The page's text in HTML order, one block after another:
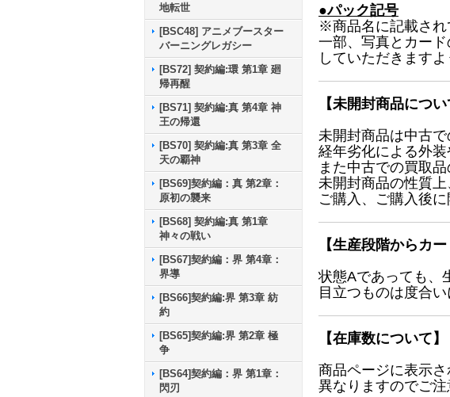
地転世
[BSC48] アニメブースター
バーニングレガシー
[BS72] 契約編:環 第1章 廻
帰再醒
[BS71] 契約編:真 第4章 神
王の帰還
[BS70] 契約編:真 第3章 全
天の覇神
[BS69]契約編：真 第2章：
原初の襲来
[BS68] 契約編:真 第1章
神々の戦い
[BS67]契約編：界 第4章：
界導
[BS66]契約編:界 第3章 紡
約
[BS65]契約編:界 第2章 極
争
[BS64]契約編：界 第1章：
閃刃
●パック記号
※商品名に記載され
一部、写真とカー
していただきます
【未開封商品につ
未開封商品は中古で
経年劣化による外
また中古での買取
未開封商品の性質上
ご購入、ご購入後
【生産段階からカ
状態Aであっても、
目立つものは度合
【在庫数について】
商品ページに表示
異なりますのでご注